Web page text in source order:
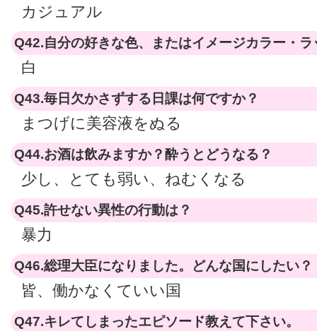
カジュアル
Q42.自分の好きな色、またはイメージカラー・
白
Q43.毎日欠かさずする日課は何ですか？
まつげに美容液をぬる
Q44.お酒は飲みますか？酔うとどうなる？
少し、とても弱い、ねむくなる
Q45.許せない異性の行動は？
暴力
Q46.総理大臣になりました。どんな国にしたい？
皆、働かなくていい国
Q47.キレてしまったエピソード教えて下さい。